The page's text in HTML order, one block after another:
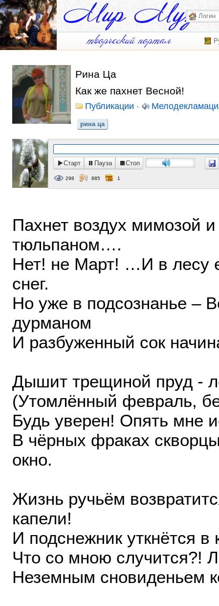
Рина Ца
Как же пахнет Весной!
Публикации -
рина ца
Старт Пауза Стоп
298 885 1
Пахнет воздух мимозой
тюльпаном….
Нет! не Март! …И в лесу
снег.
Но уже в подсознанье –
дурманом
И разбуженный сок
Дышит трещиной пруд -
(Утомлённый февраль,
Будь уверен! Опять мне
В чёрных фраках
окно.
Жизнь ручьём
капели!
И подснежник уткнётся
Что со мною случится?!
Неземным сновиденьем